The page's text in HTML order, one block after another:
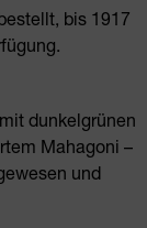
bis 1917
dunkelgrünen
Mahagoni –
und